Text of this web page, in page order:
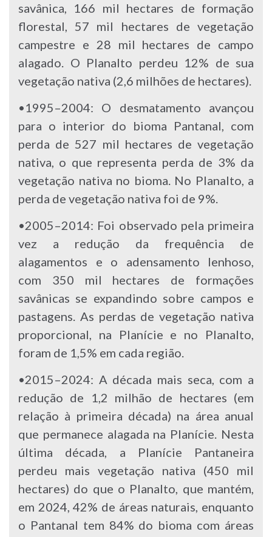
savânica, 166 mil hectares de formação
florestal, 57 mil hectares de vegetação
campestre e 28 mil hectares de campo
alagado. O Planalto perdeu 12% de sua
vegetação nativa (2,6 milhões de hectares).
•1995–2004: O desmatamento avançou
para o interior do bioma Pantanal, com
perda de 527 mil hectares de vegetação
nativa, o que representa perda de 3% da
vegetação nativa no bioma. No Planalto, a
perda de vegetação nativa foi de 9%.
•2005–2014: Foi observado pela primeira
vez a redução da frequência de
alagamentos e o adensamento lenhoso,
com 350 mil hectares de formações
savânicas se expandindo sobre campos e
pastagens. As perdas de vegetação nativa
proporcional, na Planície e no Planalto,
foram de 1,5% em cada região.
•2015–2024: A década mais seca, com a
redução de 1,2 milhão de hectares (em
relação à primeira década) na área anual
que permanece alagada na Planície. Nesta
última década, a Planície Pantaneira
perdeu mais vegetação nativa (450 mil
hectares) do que o Planalto, que mantém,
em 2024, 42% de áreas naturais, enquanto
o Pantanal tem 84% do bioma com áreas